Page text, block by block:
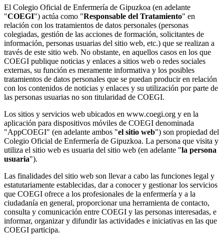
El Colegio Oficial de Enfermería de Gipuzkoa (en adelante
"COEGI") actúa como "Responsable del Tratamiento" en
relación con los tratamientos de datos personales (personas
colegiadas, gestión de las acciones de formación, solicitantes de
información, personas usuarias del sitio web, etc.) que se realizan a
través de este sitio web. No obstante, en aquellos casos en los que
COEGI publique noticias y enlaces a sitios web o redes sociales
externas, su función es meramente informativa y los posibles
tratamientos de datos personales que se puedan producir en relación
con los contenidos de noticias y enlaces y su utilización por parte de
las personas usuarias no son titularidad de COEGI.
Los sitios y servicios web ubicados en www.coegi.org y en la
aplicación para dispositivos móviles de COEGI denominada
"AppCOEGI" (en adelante ambos "el sitio web") son propiedad del
Colegio Oficial de Enfermería de Gipuzkoa. La persona que visita y
utiliza el sitio web es usuaria del sitio web (en adelante "la persona
usuaria").
Las finalidades del sitio web son llevar a cabo las funciones legal y
estatutariamente establecidas, dar a conocer y gestionar los servicios
que COEGI ofrece a los profesionales de la enfermería y a la
ciudadanía en general, proporcionar una herramienta de contacto,
consulta y comunicación entre COEGI y las personas interesadas, e
informar, organizar y difundir las actividades e iniciativas en las que
COEGI participa.